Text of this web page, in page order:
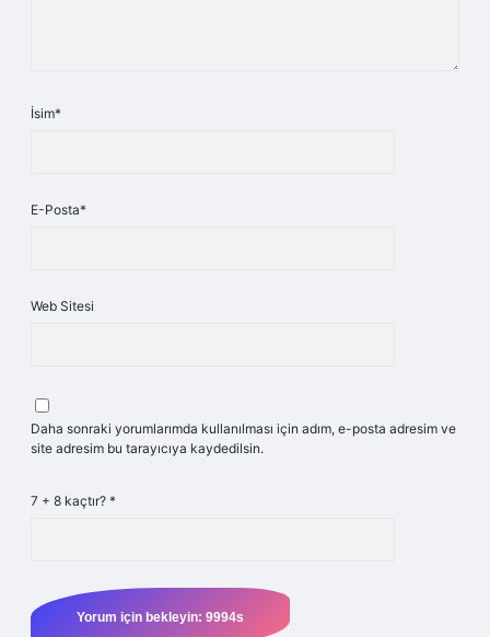
İsim*
E-Posta*
Web Sitesi
Daha sonraki yorumlarımda kullanılması için adım, e-posta adresim ve
site adresim bu tarayıcıya kaydedilsin.
7 + 8 kaçtır? *